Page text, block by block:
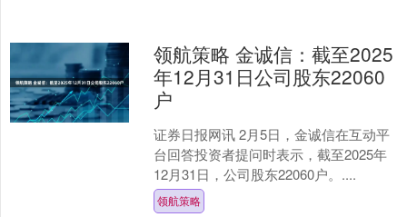
领航策略 金诚信：截至2025
年12月31日公司股东22060
户
证券日报网讯 2月5日，金诚信在互动平
台回答投资者提问时表示，截至2025年
12月31日，公司股东22060户。....
领航策略